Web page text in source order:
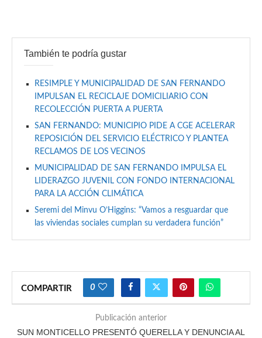
También te podría gustar
RESIMPLE Y MUNICIPALIDAD DE SAN FERNANDO
IMPULSAN EL RECICLAJE DOMICILIARIO CON
RECOLECCIÓN PUERTA A PUERTA
SAN FERNANDO: MUNICIPIO PIDE A CGE ACELERAR
REPOSICIÓN DEL SERVICIO ELÉCTRICO Y PLANTEA
RECLAMOS DE LOS VECINOS
MUNICIPALIDAD DE SAN FERNANDO IMPULSA EL
LIDERAZGO JUVENIL CON FONDO INTERNACIONAL
PARA LA ACCIÓN CLIMÁTICA
Seremi del Minvu O’Higgins: “Vamos a resguardar que
las viviendas sociales cumplan su verdadera función”
COMPARTIR 0
Publicación anterior
SUN MONTICELLO PRESENTÓ QUERELLA Y DENUNCIA AL